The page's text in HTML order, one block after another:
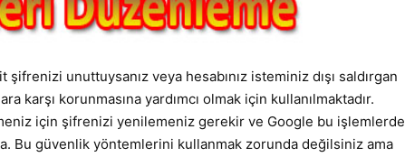
şifrenizi unuttuysanız veya hesabınız isteminiz dışı saldırgan
korunmasına yardımcı olmak için kullanılmaktadır.
için şifrenizi yenilemeniz gerekir ve Google bu işlemlerde
Bu güvenlik yöntemlerini kullanmak zorunda değilsiniz ama